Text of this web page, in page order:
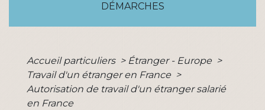
DÉMARCHES
Accueil particuliers > Étranger - Europe >
Travail d'un étranger en France >
Autorisation de travail d'un étranger salarié
en France